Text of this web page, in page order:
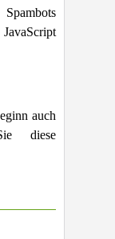
auch
diese